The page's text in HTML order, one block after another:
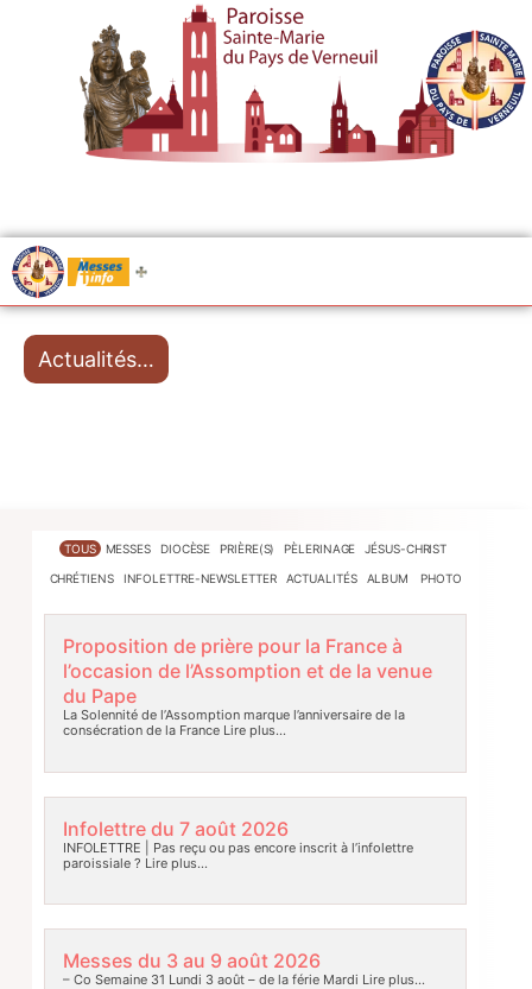
Messes
Actualités…
TOUS MESSES DIOCÈSE PRIÈRE(S) PÈLERINAGE JÉSUS-CHRIST
CHRÉTIENS INFOLETTRE-NEWSLETTER ACTUALITÉS ALBUM PHOTO
Proposition de prière pour la France à
l’occasion de l’Assomption et de la venue
du Pape
La Solennité de l’Assomption marque l’anniversaire de la
consécration de la FranceLire plus…
Infolettre du 7 août 2026
INFOLETTRE | Pas reçu ou pas encore inscrit à l’infolettre
paroissiale ? Lire plus…
Messes du 3 au 9 août 2026
– Co Semaine 31 Lundi 3 août – de la férie Mardi Lire plus…